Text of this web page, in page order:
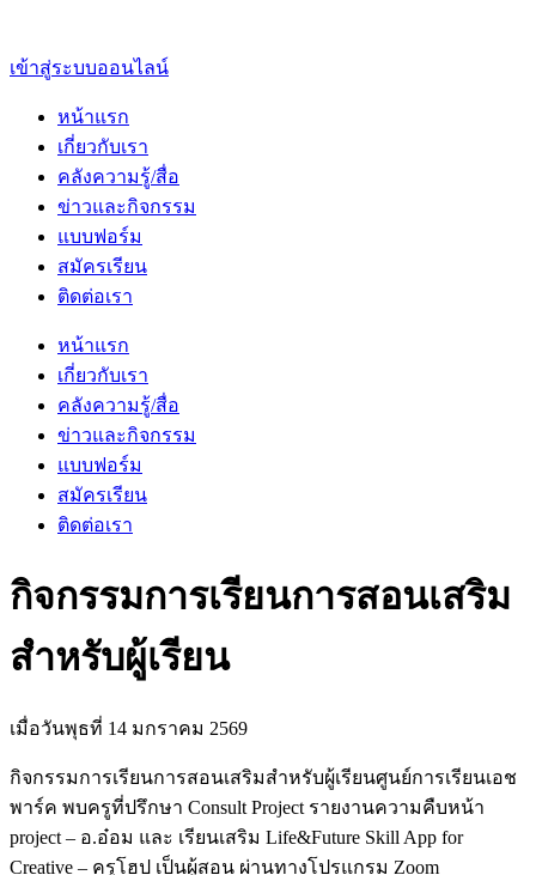
เข้าสู่ระบบออนไลน์
หน้าแรก
เกี่ยวกับเรา
คลังความรู้/สื่อ
ข่าวและกิจกรรม
แบบฟอร์ม
สมัครเรียน
ติดต่อเรา
หน้าแรก
เกี่ยวกับเรา
คลังความรู้/สื่อ
ข่าวและกิจกรรม
แบบฟอร์ม
สมัครเรียน
ติดต่อเรา
กิจกรรมการเรียนการสอนเสริม
สำหรับผู้เรียน
เมื่อวันพุธที่ 14 มกราคม 2569
กิจกรรมการเรียนการสอนเสริมสำหรับผู้เรียนศูนย์การเรียนเอช
พาร์ค พบครูที่ปรึกษา Consult Project รายงานความคืบหน้า
project – อ.อ๋อม และ เรียนเสริม Life&Future Skill App for
Creative – ครูโฮป เป็นผู้สอน ผ่านทางโปรแกรม Zoom